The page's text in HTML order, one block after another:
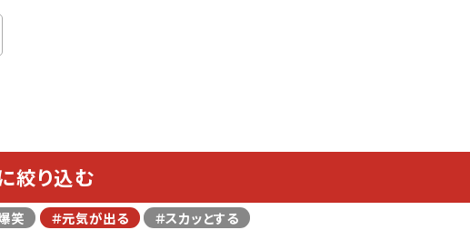
絞り込む
笑 ＃元気が出る
＃スカッとする